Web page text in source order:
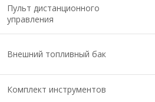
Пульт дистанционного
управления
Внешний топливный бак
Комплект инструментов